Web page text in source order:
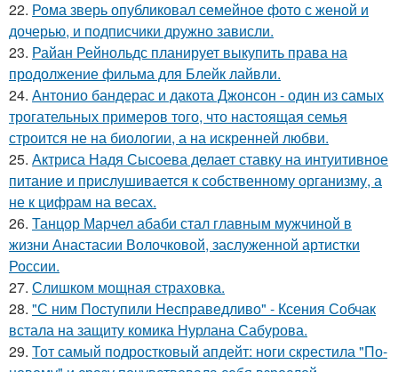
22. Рома зверь опубликовал семейное фото с женой и
дочерью, и подписчики дружно зависли.
23. Райан Рейнольдс планирует выкупить права на
продолжение фильма для Блейк лайвли.
24. Антонио бандерас и дакота Джонсон - один из самых
трогательных примеров того, что настоящая семья
строится не на биологии, а на искренней любви.
25. Актриса Надя Сысоева делает ставку на интуитивное
питание и прислушивается к собственному организму, а
не к цифрам на весах.
26. Танцор Марчел абаби стал главным мужчиной в
жизни Анастасии Волочковой, заслуженной артистки
России.
27. Слишком мощная страховка.
28. "С ним Поступили Несправедливо" - Ксения Собчак
встала на защиту комика Нурлана Сабурова.
29. Тот самый подростковый апдейт: ноги скрестила "По-